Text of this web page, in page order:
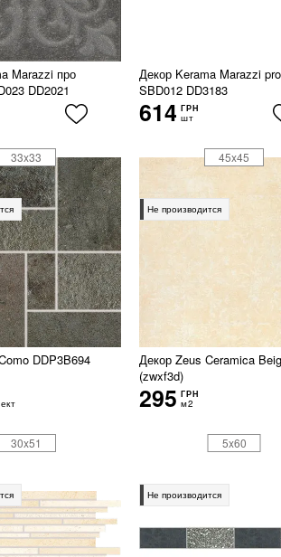
Marazzi про
DD2021
Декор Kerama Marazzi
SBD012 DD3183
614 ГРН
шт
DDP3B694
33x33
Не производится
Декор Zeus Ceramica
(zwxf3d)
295 ГРН
м2
45x45
30x51
Не производится
5x60